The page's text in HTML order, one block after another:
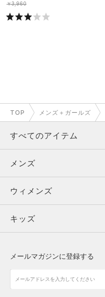
￥3,960
TOP メンズ＋ガールズ
すべてのアイテム
メンズ
ウィメンズ
キッズ
アクセサリー
メンズ
トップス
ボトムス
アクセサリー
ウィメンズ
トップス
シューズ
キッズ
メールマガジンに登録する